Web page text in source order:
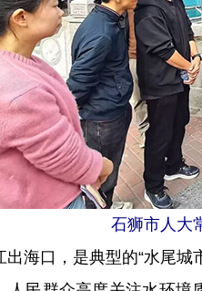
石狮市人大
口，是典型的“水尾城